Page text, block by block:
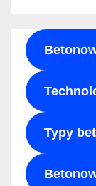
Typy